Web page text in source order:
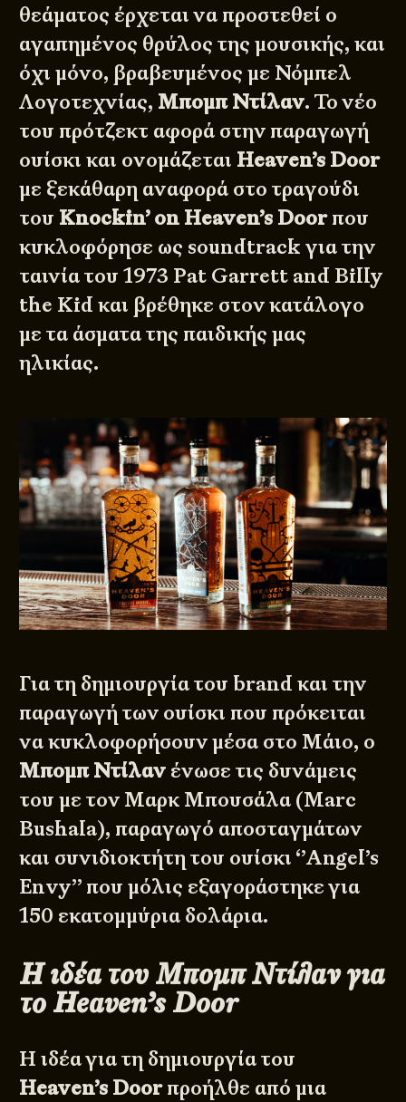
θεάματος έρχεται να προστεθεί ο
αγαπημένος θρύλος της μουσικής, και
όχι μόνο, βραβευμένος με Νόμπελ
Λογοτεχνίας, Μπομπ Ντίλαν. Το νέο
του πρότζεκτ αφορά στην παραγωγή
ουίσκι και ονομάζεται Heaven’s Door
με ξεκάθαρη αναφορά στο τραγούδι
του Knockin’ on Heaven’s Doorπου
κυκλοφόρησε ως soundtrack για την
ταινία του 1973 Pat Garrett and Billy
the Kid και βρέθηκε στον κατάλογο
με τα άσματα της παιδικής μας
ηλικίας.
Για τη δημιουργία του brand και την
παραγωγή των ουίσκι που πρόκειται
να κυκλοφορήσουν μέσα στο Μάιο, ο
Μπομπ Ντίλαν ένωσε τις δυνάμεις
του με τον Μαρκ Μπουσάλα (Marc
Bushala), παραγωγό αποσταγμάτων
και συνιδιοκτήτη του ουίσκι ‘’Angel’s
Envy’’ που μόλις εξαγοράστηκε για
150 εκατομμύρια δολάρια.
Η ιδέα του Μπομπ Ντίλαν για
το Heaven’s Door
Η ιδέα για τη δημιουργία του
Heaven’s Doorπροήλθε από μια